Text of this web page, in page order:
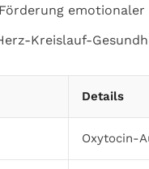
Kreislauf-
Details
Oxytocin-